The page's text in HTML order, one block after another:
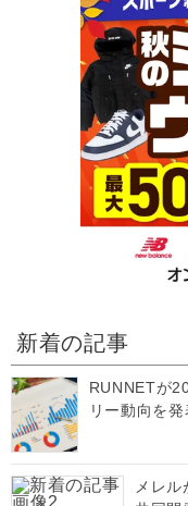
新着の記事
RUNNETが
リー動向を
メレ